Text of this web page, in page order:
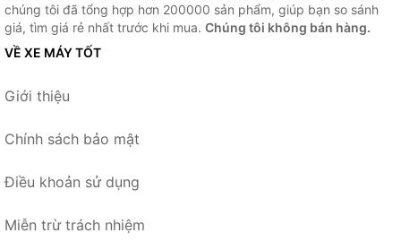
chúng tôi đã tổng hợp hơn 200000 sản phẩm, giúp bạn so sánh
giá, tìm giá rẻ nhất trước khi mua. Chúng tôi không bán hàng.
VỀ XE MÁY TỐT
Giới thiệu
Chính sách bảo mật
Điều khoản sử dụng
Miễn trừ trách nhiệm